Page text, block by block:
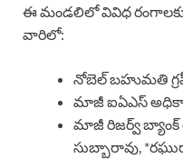
ఈ మండలిలో వివిధ రంగాలకు
వారిలో:
నోబెల్ బహుమతి
మాజీ ఐఏఎస్
మాజీ రిజర్వ్
సుబ్బారావు,